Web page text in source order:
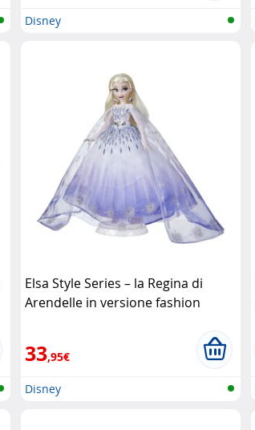
Disney
Elsa Style Series – la Regina di
Arendelle in versione fashion
33,95€
Disney